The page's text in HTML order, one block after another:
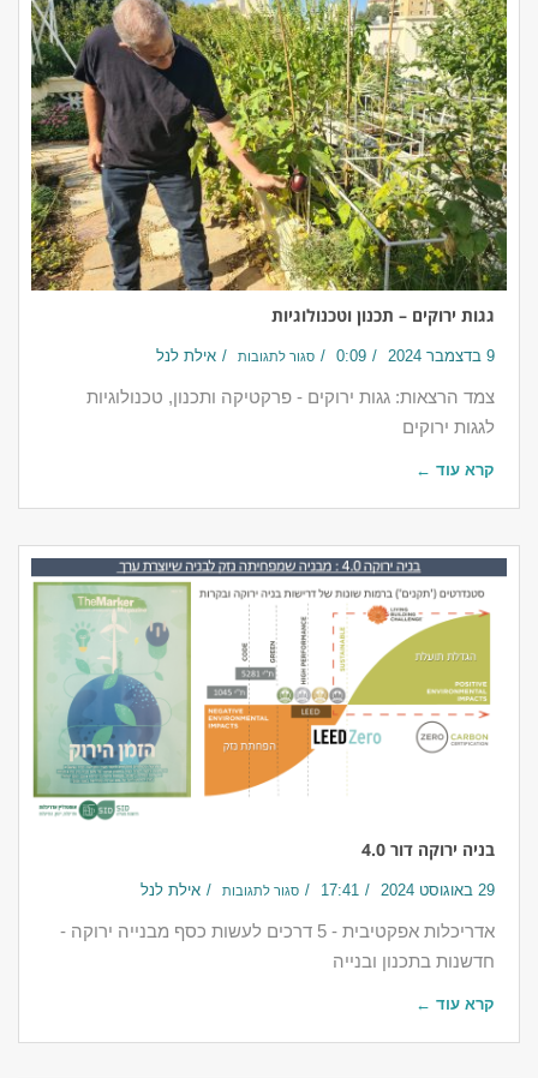
גגות ירוקים – תכנון וטכנולוגיות
9 בדצמבר 2024 0:09 סגור לתגובות אילת לנל
צמד הרצאות: גגות ירוקים - פרקטיקה ותכנון, טכנולוגיות
לגגות ירוקים
קרא עוד ←
בניה ירוקה דור 4.0
29 באוגוסט 2024 17:41 סגור לתגובות אילת לנל
אדריכלות אפקטיבית - 5 דרכים לעשות כסף מבנייה ירוקה -
חדשנות בתכנון ובנייה
קרא עוד ←